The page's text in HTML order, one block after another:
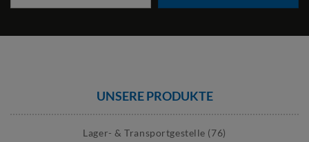
UNSERE PRODUKTE
Lager- & Transportgestelle (76)